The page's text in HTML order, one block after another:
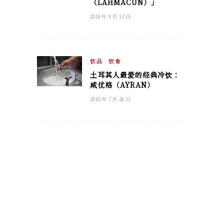
（LAHMACUN）」
2016 年 9 月 13 日
饮品 饮食
土耳其人最爱的经典冷饮：
咸优格（AYRAN）
2016 年 7 月 26 日